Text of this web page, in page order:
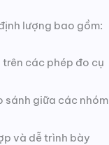
lượng bao gồm:
trên các phép đo cụ
sánh giữa các nhóm
và dễ trình bày